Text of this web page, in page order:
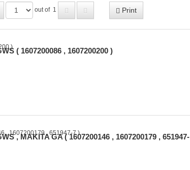
out of 1 Print
( 1607200086 , 1607200200 )
, MAKITA GA ( 1607200146 , 1607200179 , 651947-